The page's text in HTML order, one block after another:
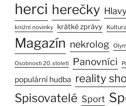
herci herečky
knižní novinky krátké zprávy Kultura
Magazín nekrolog
Osobnosti 20. století Panovníci
populární hudba reality
Spisovatelé Sport